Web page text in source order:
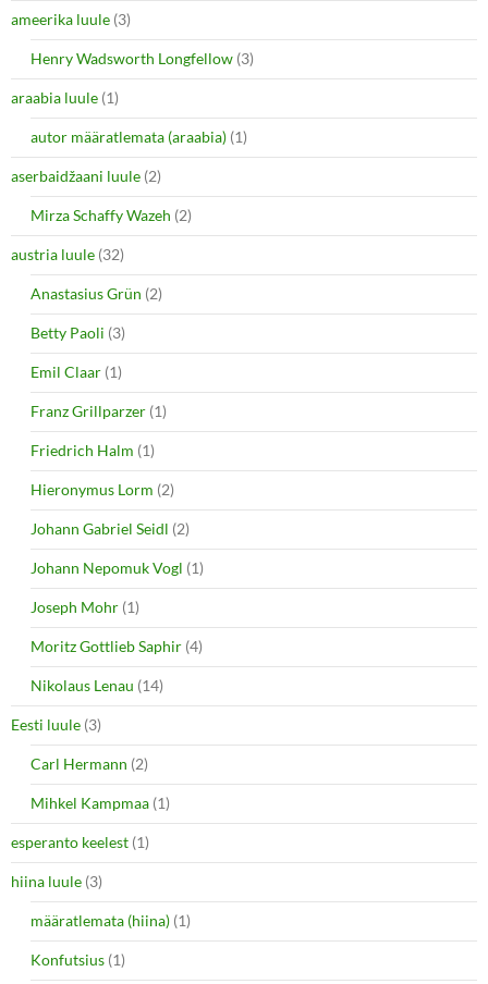
ameerika luule (3)
Henry Wadsworth Longfellow (3)
araabia luule (1)
autor määratlemata (araabia) (1)
aserbaidžaani luule (2)
Mirza Schaffy Wazeh (2)
austria luule (32)
Anastasius Grün (2)
Betty Paoli (3)
Emil Claar (1)
Franz Grillparzer (1)
Friedrich Halm (1)
Hieronymus Lorm (2)
Johann Gabriel Seidl (2)
Johann Nepomuk Vogl (1)
Joseph Mohr (1)
Moritz Gottlieb Saphir (4)
Nikolaus Lenau (14)
Eesti luule (3)
Carl Hermann (2)
Mihkel Kampmaa (1)
esperanto keelest (1)
hiina luule (3)
määratlemata (hiina) (1)
Konfutsius (1)